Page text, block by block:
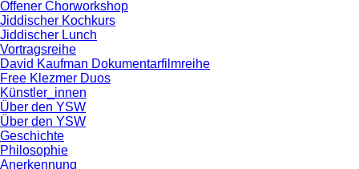
Offener Chorworkshop
Jiddischer Kochkurs
Jiddischer Lunch
Vortragsreihe
David Kaufman Dokumentarfilmreihe
Free Klezmer Duos
Künstler_innen
Über den YSW
Über den YSW
Geschichte
Philosophie
Anerkennung